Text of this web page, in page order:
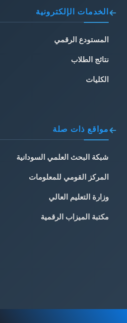
الخدمات الإلكترونية
المستودع الرقمي
نتائج الطلاب
الكليات
مواقع ذات صلة
شبكة البحث العلمي السودانية
المركز القومي للمعلومات
وزارة التعليم العالي
مكتبة الميزاب الرقمية